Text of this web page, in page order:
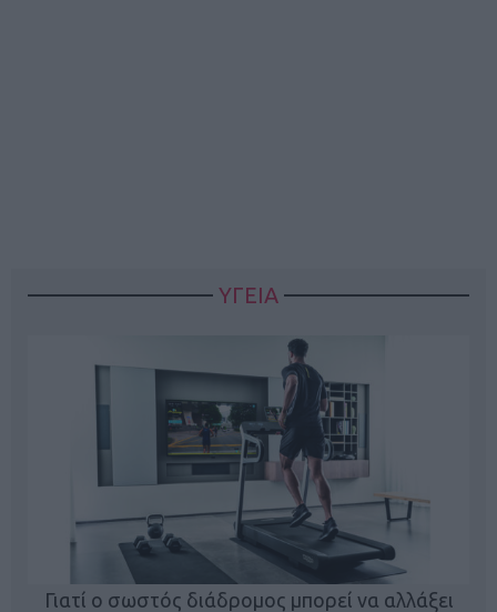
ΥΓΕΙΑ
Γιατί ο σωστός διάδρομος μπορεί να αλλάξει